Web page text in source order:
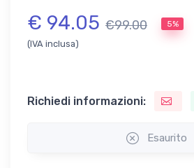
€ 94.05 €99.00 5%
(IVA inclusa)
Richiedi informazioni:
Esaurito